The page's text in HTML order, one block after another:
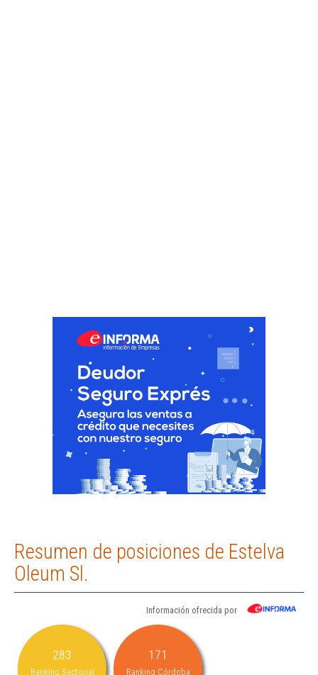
Resumen de posiciones de Estelva
Oleum Sl.
Información ofrecida por
283
Ranking Sectorial
171
Ranking Córdoba